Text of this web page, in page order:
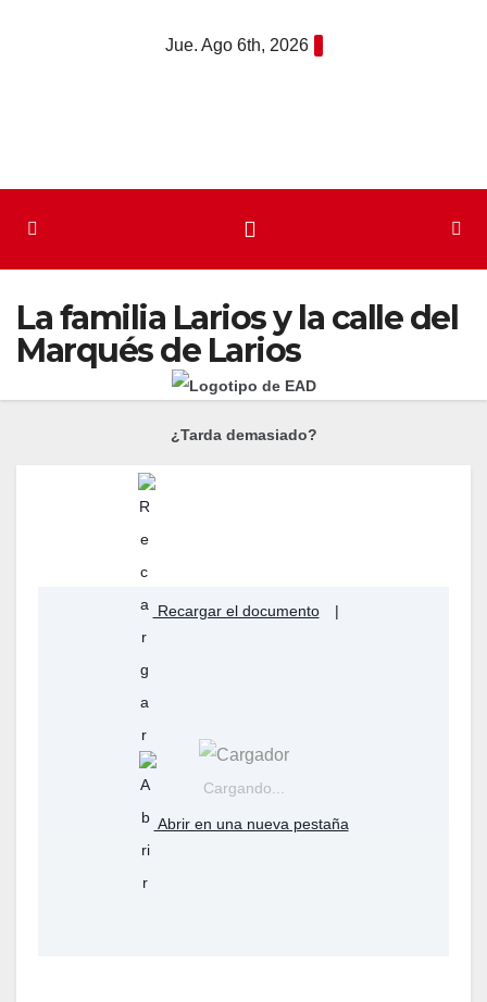
Jue. Ago 6th, 2026
La familia Larios y la calle del
Marqués de Larios
Cargando...
¿Tarda demasiado?
Recargar el documento |
Abrir en una nueva pestaña